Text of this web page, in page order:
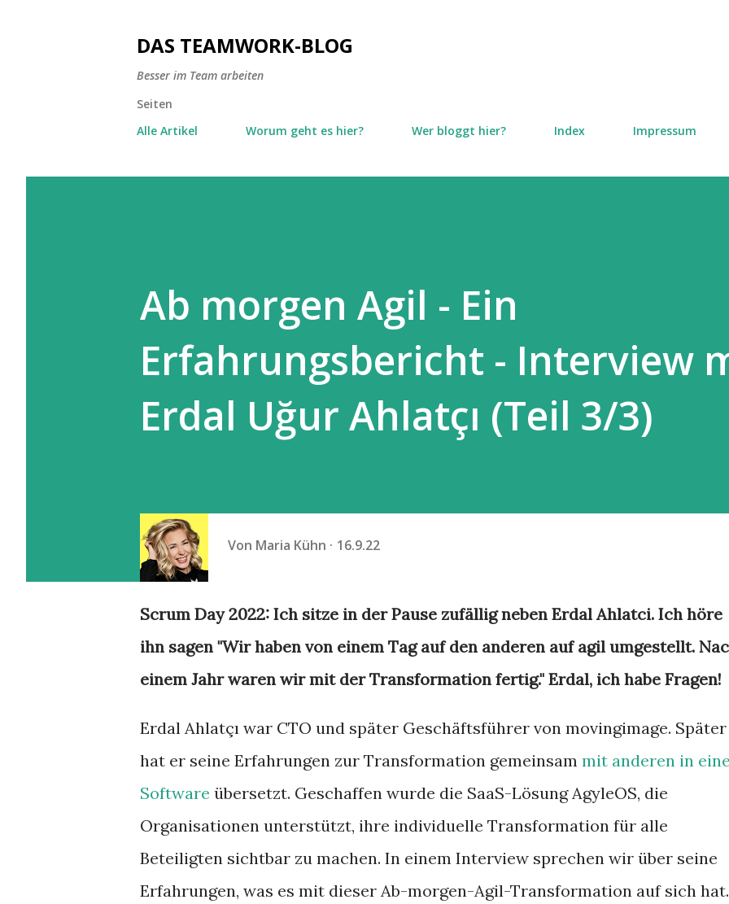
DAS TEAMWORK-BLOG
Besser im Team arbeiten
Seiten
Alle Artikel
Worum geht es hier? Wer bloggt hier? Index Impressum
Ab morgen Agil - Ein
Erfahrungsbericht - Interview
Erdal Uğur Ahlatçı (Teil 3/3)
Von Maria Kühn 16.9.22
Scrum Day 2022: Ich sitze in der Pause zufällig neben Erdal Ahlatci. Ich höre
ihn sagen "Wir haben von einem Tag auf den anderen auf agil umgestellt.
einem Jahr waren wir mit der Transformation fertig." Erdal, ich habe Fragen!
Erdal Ahlatçı war CTO und später Geschäftsführer von movingimage. Später
hat er seine Erfahrungen zur Transformation gemeinsam mit anderen in
Software übersetzt. Geschaffen wurde die SaaS-Lösung AgyleOS, die
Organisationen unterstützt, ihre individuelle Transformation für alle
Beteiligten sichtbar zu machen. In einem Interview sprechen wir über seine
Erfahrungen, was es mit dieser Ab-morgen-Agil-Transformation auf sich hat.